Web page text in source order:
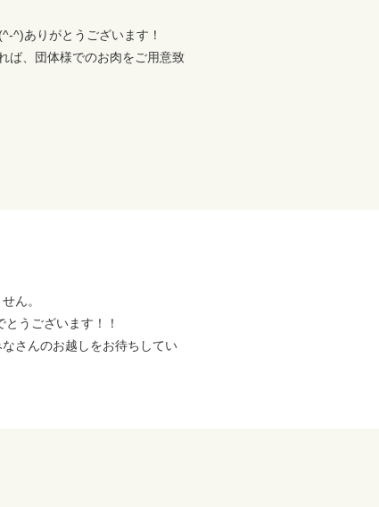
^)ありがとうございます！
ば、団体様でのお肉をご用意致
ん。
うございます！！
さんのお越しをお待ちしてい